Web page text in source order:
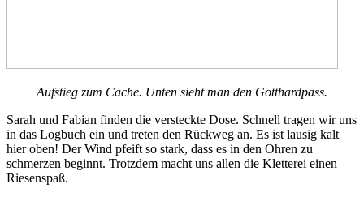
Aufstieg zum Cache. Unten sieht man den Gotthardpass.
Sarah und Fabian finden die versteckte Dose. Schnell tragen wir uns
in das Logbuch ein und treten den Rückweg an. Es ist lausig kalt
hier oben! Der Wind pfeift so stark, dass es in den Ohren zu
schmerzen beginnt. Trotzdem macht uns allen die Kletterei einen
Riesenspaß.